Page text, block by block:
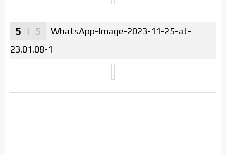
5 | 5
WhatsApp-Image-2023-11-25-at-
23.01.08-1